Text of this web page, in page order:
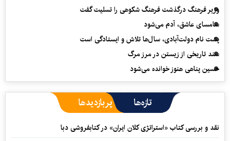
وزیر فرهنگ درگذشت فرهنگ شکوهی را تسلیت گفت
سامسای عاشق، آدم می‌شود
پشت نام دولت‌آبادی، سال‌ها تلاش و ایستادگی است
سند تاریخی از زیستن در مرز مرگ
حسین پناهی هنوز خوانده می‌شود
تازه‌ها پربازدیدها
نقد و بررسی کتاب «استراتژی کلان ایران» در کتابفروشی دبا